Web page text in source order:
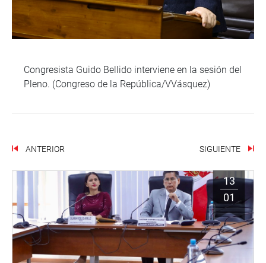
Congresista Guido Bellido interviene en la sesión del
Pleno. (Congreso de la República/VVásquez)
ANTERIOR SIGUIENTE
13
01